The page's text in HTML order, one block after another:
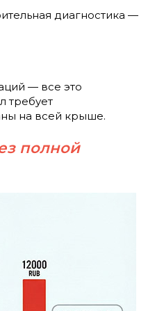
диагностика —
— все это
требует
на всей крыше.
полной